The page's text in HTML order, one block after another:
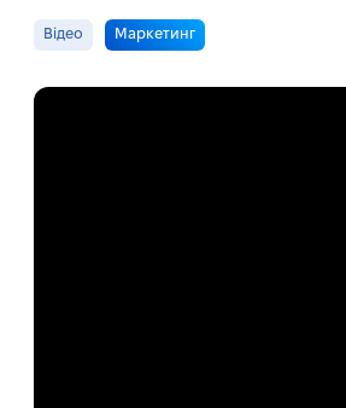
Відео Маркетинг